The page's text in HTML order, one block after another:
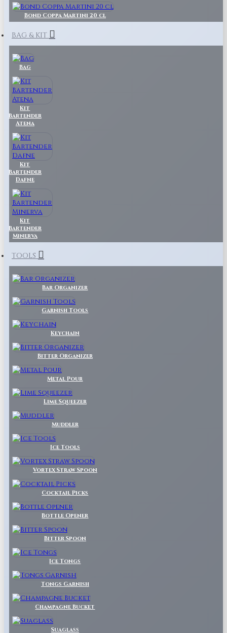
Bond Coppa Martini 20 cl
BAG & KIT
Bag
Kit
Bartender
Atena
Kit
Bartender
Dafne
Kit
Bartender
Minerva
TOOLS
Bar Organizer
Garnish Tools
Keychain
Bitter Organizer
Metal Pour
Lime Squeezer
Muddler
Ice Tools
Vortex Straw Spoon
Cocktail Picks
Bottle Opener
Bitter Spoon
Ice Tongs
Tongs Garnish
Champagne Bucket
Suaglass